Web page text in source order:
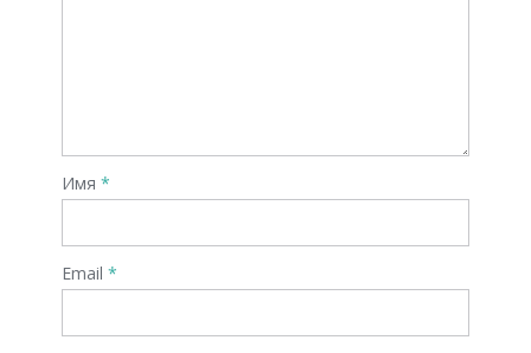
Имя *
Email *